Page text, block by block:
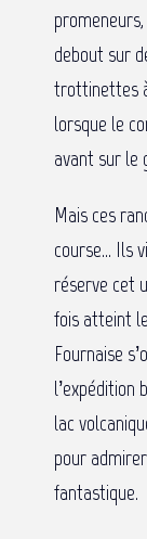
debout sur
trottinettes
lorsque le
avant sur le
Mais ces
course… Ils
réserve cet
fois atteint le
Fournaise
l’expédition
lac
pour
fantastique.